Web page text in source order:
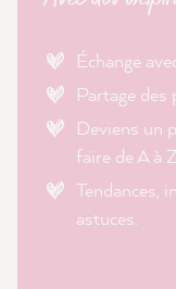
Échange
Partage des
Deviens un
faire de A à
Tendances,
astuces.